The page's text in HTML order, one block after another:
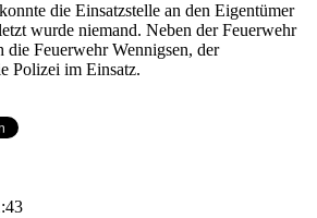
die Einsatzstelle an den Eigentümer
wurde niemand. Neben der Feuerwehr
die Feuerwehr Wennigsen, der
Polizei im Einsatz.